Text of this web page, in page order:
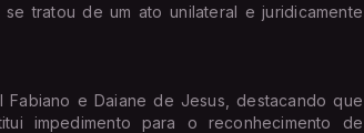
tratou de um ato unilateral e juridicamente
e Daiane de Jesus, destacando que
impedimento para o reconhecimento de